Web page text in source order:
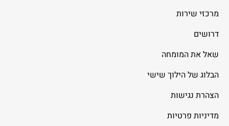
מרכזי שירות
דרושים
שאל את המומחה
הבלוג של הילוך שישי
הצהרת נגישות
מדיניות פרטיות